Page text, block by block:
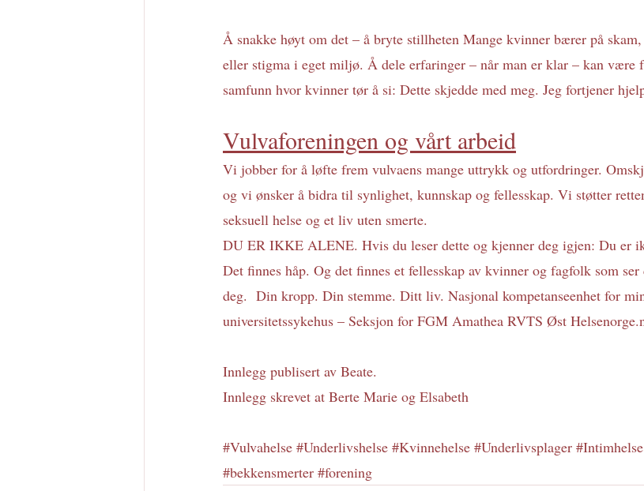
Å snakke høyt om det – å bryte stillheten Mange kvinner bærer på
eller stigma i eget miljø. Å dele erfaringer – når man er klar – kan være
samfunn hvor kvinner tør å si: Dette skjedde med meg. Jeg fortjener
Vulvaforeningen og vårt arbeid
Vi jobber for å løfte frem vulvaens mange uttrykk og utfordringer.
og vi ønsker å bidra til synlighet, kunnskap og fellesskap. Vi støtter
seksuell helse og et liv uten smerte.
DU ER IKKE ALENE. Hvis du leser dette og kjenner deg igjen: Du er
Det finnes håp. Og det finnes et fellesskap av kvinner og fagfolk som
deg.  Din kropp. Din stemme. Ditt liv. Nasjonal kompetanseenhet for
universitetssykehus – Seksjon for FGM Amathea RVTS Øst
Innlegg publisert av Beate.
Innlegg skrevet at Berte Marie og Elsabeth
#Vulvahelse #Underlivshelse #Kvinnehelse #Underlivsplager #Intimhelse
#bekkensmerter #forening